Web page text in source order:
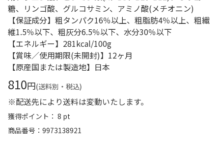
糖、リンゴ酸、グルコサミン、アミノ酸(メチオニン)
【保証成分】粗タンパク16％以上、粗脂肪4％以上、粗繊
維1.5％以下、粗灰分6.5％以下、水分30％以下
【エネルギー】281kcal/100g
【賞味／使用期限(未開封)】12ヶ月
【原産国または製造地】日本
810円(送料別・税込)
※配送先により送料は変動いたします。
獲得ポイント： 8 pt
商品番号
9973138921